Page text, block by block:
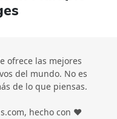
ofrece las mejores
del mundo. No es
de lo que piensas.
hecho con ❤️